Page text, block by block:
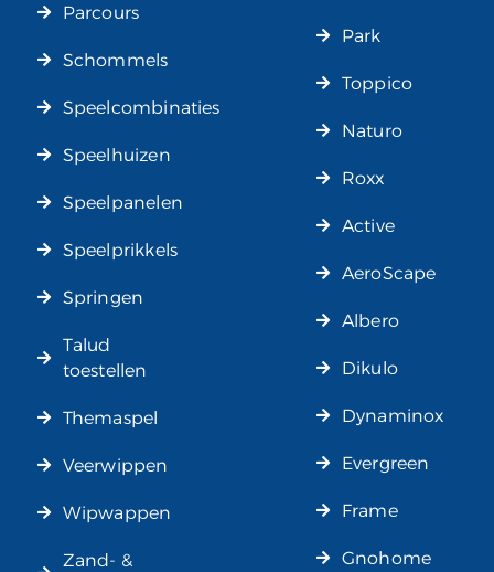
Parcours
Schommels
Speelcombinaties
Speelhuizen
Speelpanelen
Speelprikkels
Springen
Talud
toestellen
Themaspel
Veerwippen
Wipwappen
Zand- &
Park
Toppico
Naturo
Roxx
Active
AeroScape
Albero
Dikulo
Dynaminox
Evergreen
Frame
Gnohome